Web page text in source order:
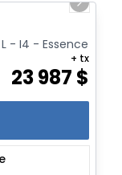
Next
- I4 - Essence
23 987 $
+ tx